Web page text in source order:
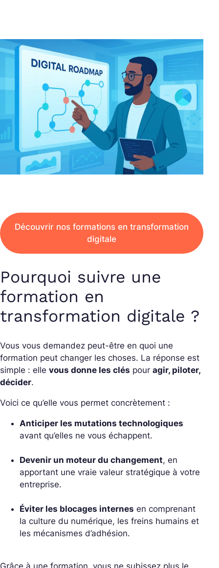
Découvrir nos formations en transformation
digitale
Pourquoi suivre une
formation en
transformation digitale ?
Vous vous demandez peut-être en quoi une
formation peut changer les choses. La réponse est
simple : elle vous donne les clés pour agir, piloter,
décider.
Voici ce qu’elle vous permet concrètement :
Anticiper les mutations technologiques
avant qu’elles ne vous échappent.
Devenir un moteur du changement, en
apportant une vraie valeur stratégique à votre
entreprise.
Éviter les blocages internes en comprenant
la culture du numérique, les freins humains et
les mécanismes d’adhésion.